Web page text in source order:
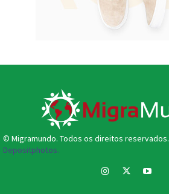
© Migramundo. Todos os direitos reservados.
Depositphotos.